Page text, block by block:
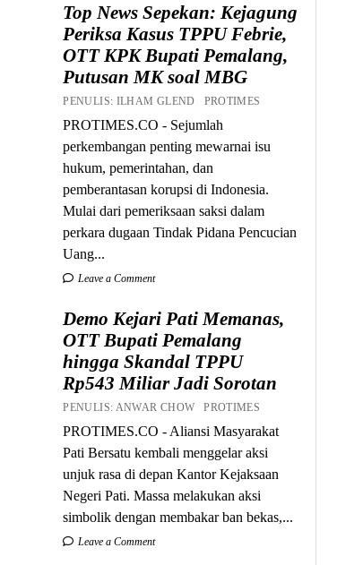
Top News Sepekan: Kejagung
Periksa Kasus TPPU Febrie,
OTT KPK Bupati Pemalang,
Putusan MK soal MBG
PENULIS: ILHAM GLEND PROTIMES
PROTIMES.CO - Sejumlah
perkembangan penting mewarnai isu
hukum, pemerintahan, dan
pemberantasan korupsi di Indonesia.
Mulai dari pemeriksaan saksi dalam
perkara dugaan Tindak Pidana Pencucian
Uang...
Leave a Comment
Demo Kejari Pati Memanas,
OTT Bupati Pemalang
hingga Skandal TPPU
Rp543 Miliar Jadi Sorotan
PENULIS: ANWAR CHOW PROTIMES
PROTIMES.CO - Aliansi Masyarakat
Pati Bersatu kembali menggelar aksi
unjuk rasa di depan Kantor Kejaksaan
Negeri Pati. Massa melakukan aksi
simbolik dengan membakar ban bekas,...
Leave a Comment